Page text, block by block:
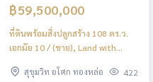
฿59,500,000
ที่ดินพร้อมสิ่งปลูกสร้าง 108 ตร.ว.
เอกมัย 10 / (ขาย), Land with
(FOR SALE) PALM883
สุขุมวิท อโศก ทองหล่อ 422